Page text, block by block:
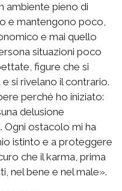
ambiente pieno di
e mantengono poco,
e mai quello
situazioni poco
figure che si
si rivelano il contrario.
perché ho iniziato:
delusione
ostacolo mi ha
istinto e a proteggere
che il karma, prima
nel bene e nel male».